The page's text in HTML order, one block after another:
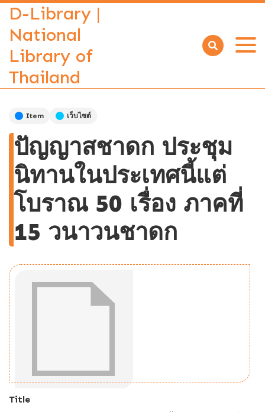
D-Library |
National
Library of
Thailand
Open
Item เว็บไซต์
ปัญญาสชาดก ประชุม
นิทานในประเทศนี้แต่
โบราณ 50 เรื่อง ภาคที่
15 วนาวนชาดก
Title